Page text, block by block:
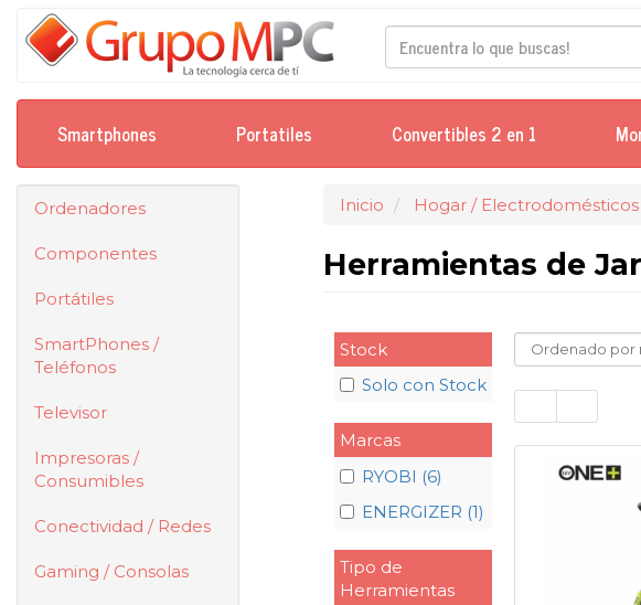
Smartphones Portatiles Convertibles 2 en 1
Ordenadores
Componentes
Portátiles
SmartPhones /
Teléfonos
Televisor
Impresoras /
Consumibles
Conectividad / Redes
Gaming / Consolas
Inicio Hogar / Electrodomésticos
Herramientas de
Stock
Solo con Stock
Marcas
RYOBI (6)
ENERGIZER (1)
Tipo de
Herramientas